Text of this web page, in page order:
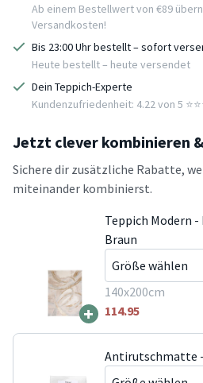
Ab einem Bestellwert von €89
Versandkosten!
Bis 23:00 Uhr bestellt – sofort
Heute bestellt – heute versendet
Dein Teppich-Experte
Kundenzufriedenheit: 4.22 von 5
Jetzt clever kombinieren
Sichere dir zusätzliche Rabatte,
miteinander kombinierst.
+
Teppich Modern
Braun
140x200cm
114.95
Antirutschmatte